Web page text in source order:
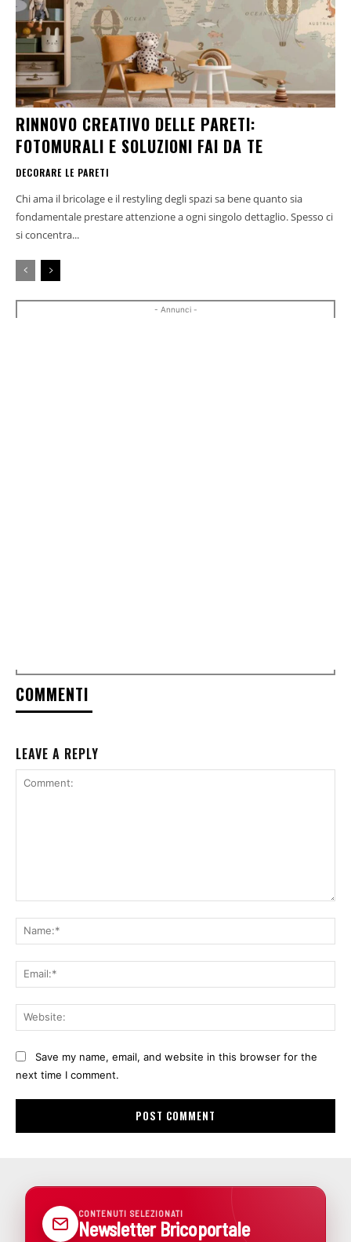
RINNOVO CREATIVO DELLE PARETI:
FOTOMURALI E SOLUZIONI FAI DA TE
DECORARE LE PARETI
Chi ama il bricolage e il restyling degli spazi sa bene quanto sia
fondamentale prestare attenzione a ogni singolo dettaglio. Spesso ci
si concentra...
- Annunci -
COMMENTI
LEAVE A REPLY
Save my name, email, and website in this browser for the
next time I comment.
CONTENUTI SELEZIONATI
Newsletter Bricoportale